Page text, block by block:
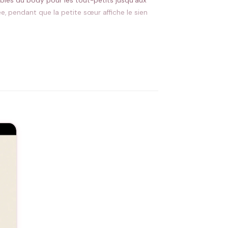
pendant que la petite sœur affiche le sien
afficher votre complicité au quotidien.